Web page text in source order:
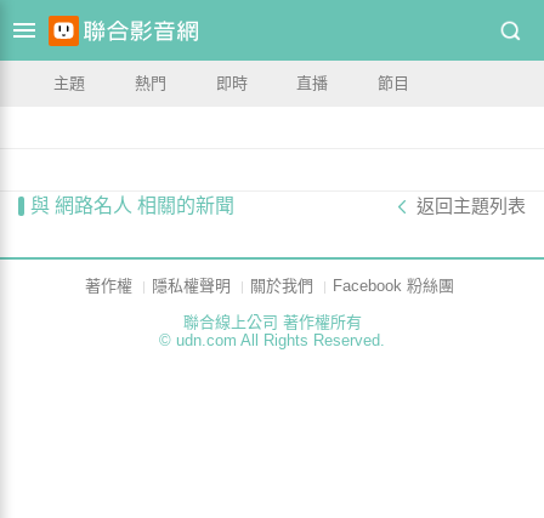
主題 熱門 即時 直播 節目
與 網路名人 相關的新聞 返回主題列表
著作權 隱私權聲明 關於我們
Facebook 粉絲團
聯合線上公司 著作權所有
© udn.com All Rights Reserved.